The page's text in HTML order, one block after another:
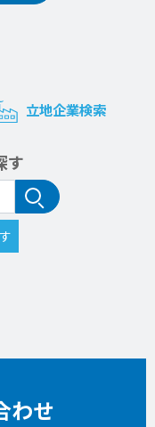
立地企業検索
す
わせ